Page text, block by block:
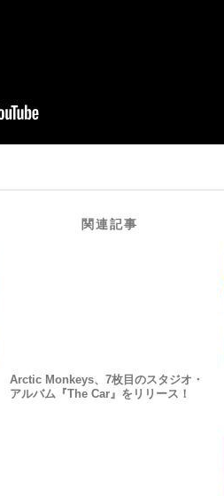
関連記事
Arctic Monkeys、7枚目のスタジオ・
アルバム『The Car』をリリース！